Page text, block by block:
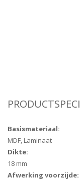
Basismateriaal:
MDF, Laminaat
Dikte:
18 mm
Afwerking voorzijde: